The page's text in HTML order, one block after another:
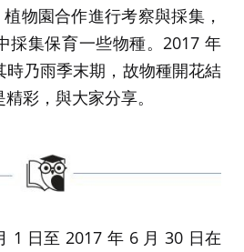
物園合作進行考察與採集，
採集保育一些物種。2017 年
乃雨季末期，故物種開花結
彩，與大家分享。
1 日至 2017 年 6 月 30 日在